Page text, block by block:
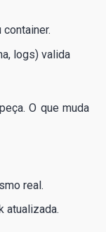
logs) valida
O que muda
real.
atualizada.